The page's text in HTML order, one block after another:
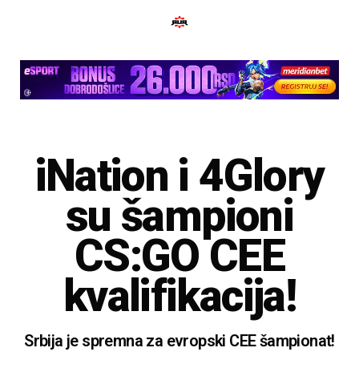
iNation i 4Glory
su šampioni
CS:GO CEE
kvalifikacija!
Srbija je spremna za evropski CEE šampionat!